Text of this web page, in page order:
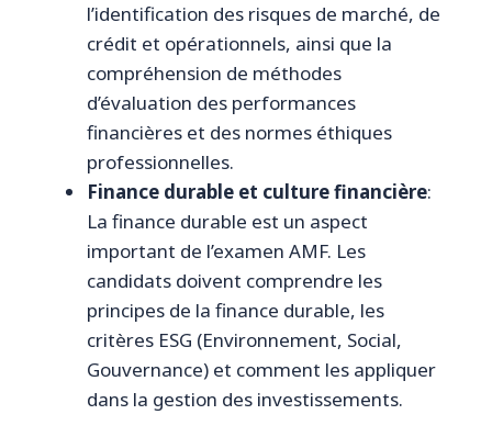
l’identification des risques de marché, de
crédit et opérationnels, ainsi que la
compréhension de méthodes
d’évaluation des performances
financières et des normes éthiques
professionnelles.
Finance durable et culture financière:
La finance durable est un aspect
important de l’examen AMF. Les
candidats doivent comprendre les
principes de la finance durable, les
critères ESG (Environnement, Social,
Gouvernance) et comment les appliquer
dans la gestion des investissements.